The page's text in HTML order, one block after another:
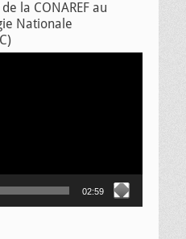
la CONAREF au
Nationale
02:59